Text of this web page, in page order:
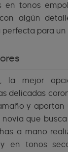
en tonos
algún
para un
la mejor
delicadas
y
que
a mano
en tonos